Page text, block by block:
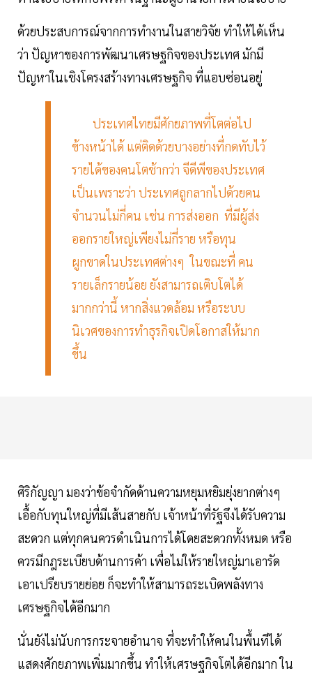
ด้วยประสบการณ์จากการทำงานในสายวิจัย ทำให้ได้เห็น
ว่า ปัญหาของการพัฒนาเศรษฐกิจของประเทศ มักมี
ปัญหาในเชิงโครงสร้างทางเศรษฐกิจ ที่แอบซ่อนอยู่
ประเทศไทยมีศักยภาพที่โตต่อไป
ข้างหน้าได้ แต่ติดด้วยบางอย่างที่กดทับไว้
รายได้ของคนโตช้ากว่า จีดีพีของประเทศ
เป็นเพราะว่า ประเทศถูกลากไปด้วยคน
จำนวนไม่กี่คน เช่น การส่งออก ที่มีผู้ส่ง
ออกรายใหญ่เพียงไม่กี่ราย หรือทุน
ผูกขาดในประเทศต่างๆ ในขณะที่ คน
รายเล็กรายน้อย ยังสามารถเติบโตได้
มากกว่านี้ หากสิ่งแวดล้อม หรือระบบ
นิเวศของการทำธุรกิจเปิดโอกาสให้มาก
ขึ้น
ศิริกัญญา มองว่าข้อจำกัดด้านความหยุมหยิมยุ่งยากต่างๆ
เอื้อกับทุนใหญ่ที่มีเส้นสายกับ เจ้าหน้าที่รัฐจึงได้รับความ
สะดวก แต่ทุกคนควรดำเนินการได้โดยสะดวกทั้งหมด หรือ
ควรมีกฎระเบียบด้านการค้า เพื่อไม่ให้รายใหญ่มาเอารัด
เอาเปรียบรายย่อย ก็จะทำให้สามารถระเบิดพลังทาง
เศรษฐกิจได้อีกมาก
นั่นยังไม่นับการกระจายอำนาจ ที่จะทำให้คนในพื้นทีได้
แสดงศักยภาพเพิ่มมากขึ้น ทำให้เศรษฐกิจโตได้อีกมาก ใน